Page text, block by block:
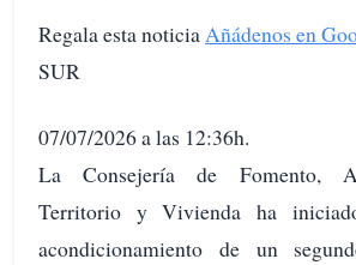
Regala esta noticia Añádenos en
SUR
07/07/2026 a las 12:36h.
La Consejería de Fomento,
Territorio y Vivienda ha
acondicionamiento de un